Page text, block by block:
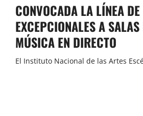
CONVOCADA LA LÍNEA
EXCEPCIONALES A
MÚSICA EN DIRECTO
El Instituto Nacional de las Artes